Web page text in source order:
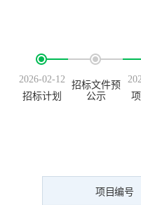
2026-02-12
招标计划
招标文件预
公示
项目编号